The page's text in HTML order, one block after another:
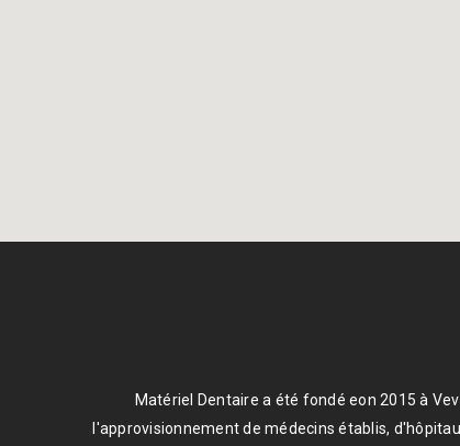
Matériel Dentaire a été fondé eon 2015 à
l'approvisionnement de médecins établis,